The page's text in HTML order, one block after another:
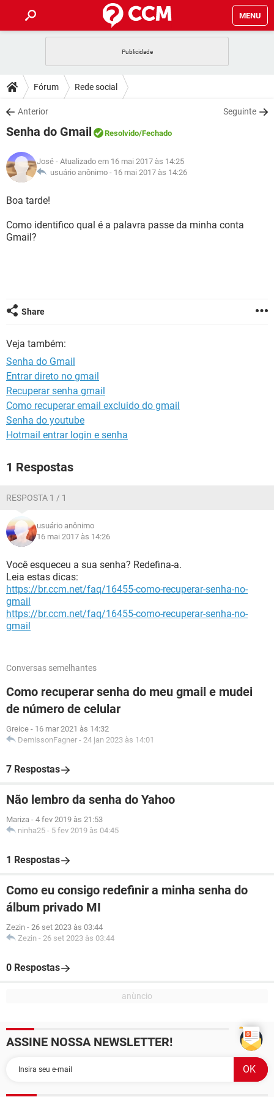
MENU
CELULAR
OUTLOOK
INSTAGRAM GMAIL
GUIA DE COMPRAS
DICAS
JOGOS
INSTAGRAM GMAIL
GUIA DE COMPRAS
DOWNLOADS
JOGOS WHATSAPP
CELULAR
OUTLOOK EXCEL
INSTAGRAM
JOGOS WHATSAPP
CELULAR
OUTLOOK
INSTAGRAM GMAIL
GLOSSÁRIO
OUTLOOK
Fórum Rede social
Anterior Seguinte
Senha do Gmail Resolvido/Fechado
José - Atualizado em 16 mai 2017 às 14:25
usuário anônimo - 16 mai 2017 às 14:26
Boa tarde!
Como identifico qual é a palavra passe da minha conta
Gmail?
Share
Veja também:
Senha do Gmail
Entrar direto no gmail
Recuperar senha gmail
Como recuperar email excluido do gmail
Senha do youtube
Hotmail entrar login e senha
1 Respostas
RESPOSTA 1 / 1
usuário anônimo
16 mai 2017 às 14:26
Você esqueceu a sua senha? Redefina-a.
Leia estas dicas:
https://br.ccm.net/faq/16455-como-recuperar-senha-no-
gmail
https://br.ccm.net/faq/16455-como-recuperar-senha-no-
gmail
Conversas semelhantes
Como recuperar senha do meu gmail e mudei
de número de celular
Greice - 16 mar 2021 às 14:32
DemissonFagner - 24 jan 2023 às 14:01
7 Respostas
Não lembro da senha do Yahoo
Mariza - 4 fev 2019 às 21:53
ninha25 - 5 fev 2019 às 04:45
1 Respostas
Como eu consigo redefinir a minha senha do
álbum privado MI
Zezin - 26 set 2023 às 03:44
Zezin - 26 set 2023 às 03:44
0 Respostas
ASSINE NOSSA NEWSLETTER!